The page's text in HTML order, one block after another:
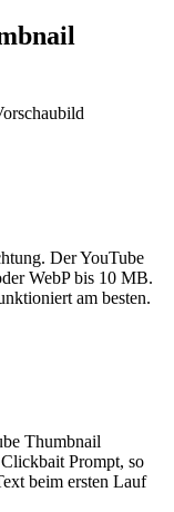
Der YouTube
WebP bis 10 MB.
am besten.
Thumbnail
Prompt, so
beim ersten Lauf